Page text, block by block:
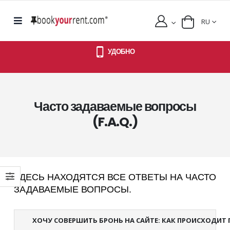
RU
УДОБНО
Часто задаваемые вопросы
(F.A.Q.)
ЗДЕСЬ НАХОДЯТСЯ ВСЕ ОТВЕТЫ НА ЧАСТО
ЗАДАВАЕМЫЕ ВОПРОСЫ.
ХОЧУ СОВЕРШИТЬ БРОНЬ НА САЙТЕ: КАК ПРОИСХОДИТ